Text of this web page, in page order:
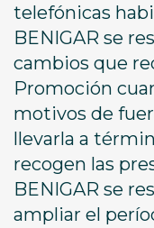
telefónicas
BENIGAR se
cambios que
Promoción
motivos de
llevarla a
recogen las
BENIGAR se
ampliar el